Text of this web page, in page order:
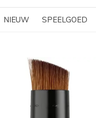
NIEUW SPEELGOED